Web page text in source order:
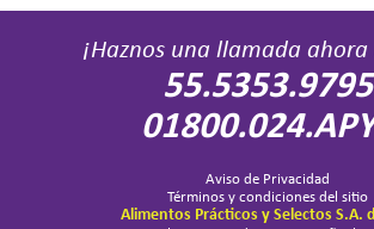
¡Haznos una llamada
55.5353.9795
Aviso de Privacidad
Términos y condiciones del sitio
Alimentos Prácticos y Selectos S.A.